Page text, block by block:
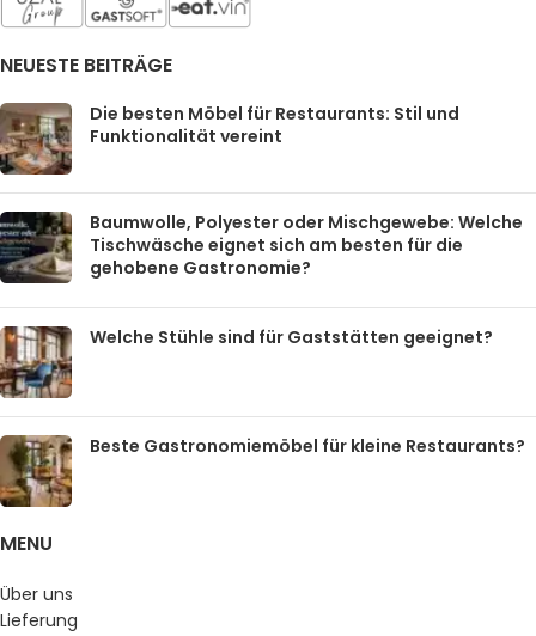
NEUESTE BEITRÄGE
Die besten Möbel für Restaurants: Stil und
Funktionalität vereint
Baumwolle, Polyester oder Mischgewebe: Welche
Tischwäsche eignet sich am besten für die
gehobene Gastronomie?
Welche Stühle sind für Gaststätten geeignet?
Beste Gastronomiemöbel für kleine Restaurants?
MENU
Über uns
Lieferung